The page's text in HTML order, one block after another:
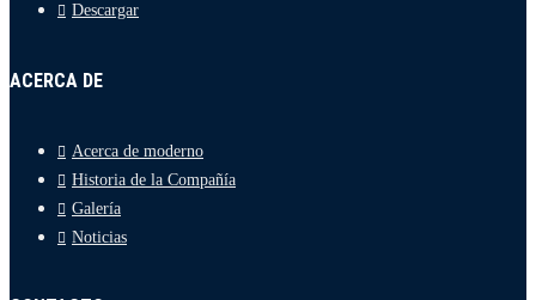
Descargar
ACERCA DE
Acerca de moderno
Historia de la Compañía
Galería
Noticias